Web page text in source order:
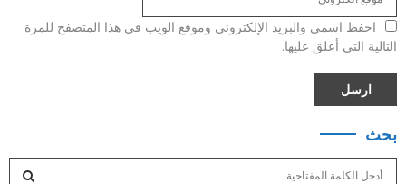
احفظ اسمي والبريد الإلكتروني وموقع الويب في هذا المتصفح للمرة
التالية التي أعلق عليها.
بحث